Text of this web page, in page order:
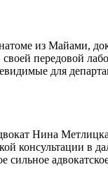
из Майами,
передовой
для
Нина
консультации в